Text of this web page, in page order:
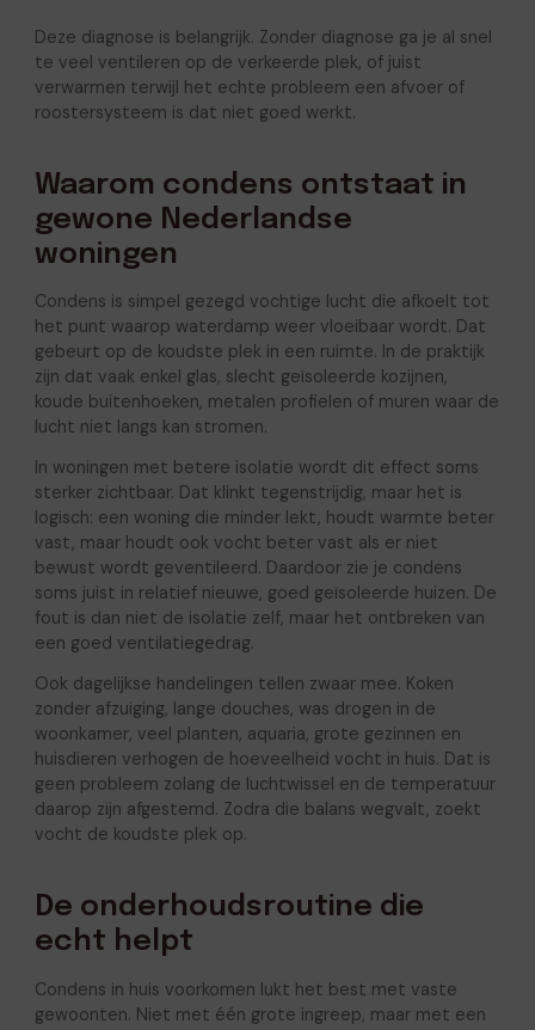
Deze diagnose is belangrijk. Zonder diagnose ga je al snel
te veel ventileren op de verkeerde plek, of juist
verwarmen terwijl het echte probleem een afvoer of
roostersysteem is dat niet goed werkt.
Waarom condens ontstaat in
gewone Nederlandse
woningen
Condens is simpel gezegd vochtige lucht die afkoelt tot
het punt waarop waterdamp weer vloeibaar wordt. Dat
gebeurt op de koudste plek in een ruimte. In de praktijk
zijn dat vaak enkel glas, slecht geïsoleerde kozijnen,
koude buitenhoeken, metalen profielen of muren waar de
lucht niet langs kan stromen.
In woningen met betere isolatie wordt dit effect soms
sterker zichtbaar. Dat klinkt tegenstrijdig, maar het is
logisch: een woning die minder lekt, houdt warmte beter
vast, maar houdt ook vocht beter vast als er niet
bewust wordt geventileerd. Daardoor zie je condens
soms juist in relatief nieuwe, goed geïsoleerde huizen. De
fout is dan niet de isolatie zelf, maar het ontbreken van
een goed ventilatiegedrag.
Ook dagelijkse handelingen tellen zwaar mee. Koken
zonder afzuiging, lange douches, was drogen in de
woonkamer, veel planten, aquaria, grote gezinnen en
huisdieren verhogen de hoeveelheid vocht in huis. Dat is
geen probleem zolang de luchtwissel en de temperatuur
daarop zijn afgestemd. Zodra die balans wegvalt, zoekt
vocht de koudste plek op.
De onderhoudsroutine die
echt helpt
Condens in huis voorkomen lukt het best met vaste
gewoonten. Niet met één grote ingreep, maar met een